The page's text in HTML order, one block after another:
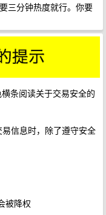
三分钟热度就行。你要
条阅读关于交易安全的
信息时，除了遵守安全
被降权